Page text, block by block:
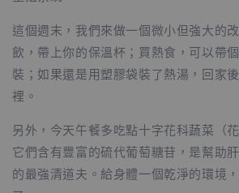
這個週末，我們來做一個微小但強大的
飲，帶上你的保溫杯；買熱食，可以帶
裝；如果還是用塑膠袋裝了熱湯，回家
裡。
另外，今天午餐多吃點十字花科蔬菜（
它們含有豐富的硫代葡萄糖苷，是幫助
的最強清道夫。給身體一個乾淨的環境